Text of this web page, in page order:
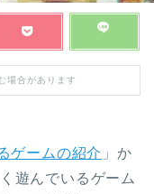
場合があります
ゲームの紹介 」か
遊んでいるゲーム